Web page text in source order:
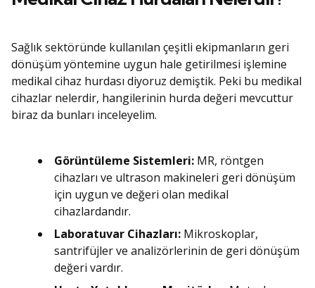
Sağlık sektöründe kullanılan çeşitli ekipmanların geri
dönüşüm yöntemine uygun hale getirilmesi işlemine
medikal cihaz hurdası diyoruz demiştik. Peki bu medikal
cihazlar nelerdir, hangilerinin hurda değeri mevcuttur
biraz da bunları inceleyelim.
Görüntüleme Sistemleri: MR, röntgen
cihazları ve ultrason makineleri geri dönüşüm
için uygun ve değeri olan medikal
cihazlardandır.
Laboratuvar Cihazları: Mikroskoplar,
santrifüjler ve analizörlerinin de geri dönüşüm
değeri vardır.